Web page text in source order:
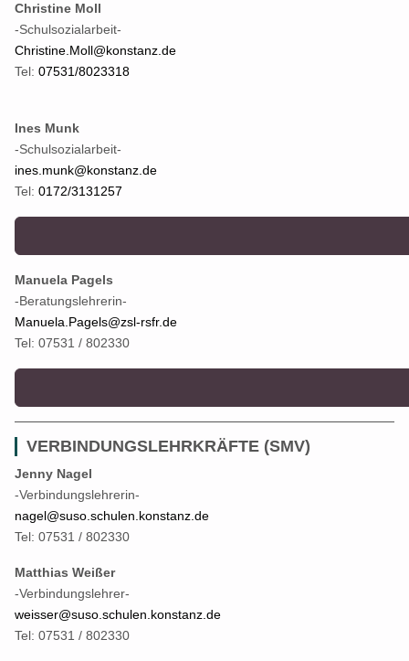
Christine Moll
-Schulsozialarbeit-
Christine.Moll@konstanz.de
Tel:07531/8023318
Ines Munk
-Schulsozialarbeit-
ines.munk@konstanz.de
Tel:0172/3131257
Manuela Pagels
-Beratungslehrerin-
Manuela.Pagels@zsl-rsfr.de
Tel: 07531 / 802330
VERBINDUNGSLEHRKRÄFTE (SMV)
Jenny Nagel
-Verbindungslehrerin-
nagel@suso.schulen.konstanz.de
Tel: 07531 / 802330
Matthias Weißer
-Verbindungslehrer-
weisser@suso.schulen.konstanz.de
Tel: 07531 / 802330